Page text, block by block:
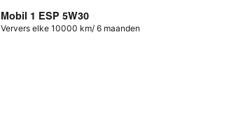
Mobil 1 ESP 5W30
Ververs elke 10000 km/ 6 maanden